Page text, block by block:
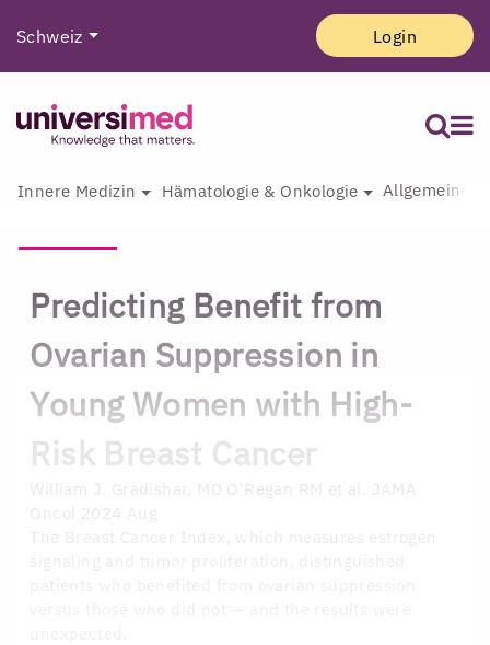
Schweiz Login
Innere Medizin Hämatologie & Onkologie Allgemeine
Predicting Benefit from
Ovarian Suppression in
Young Women with High-
Risk Breast Cancer
William J. Gradishar, MD O'Regan RM et al. JAMA